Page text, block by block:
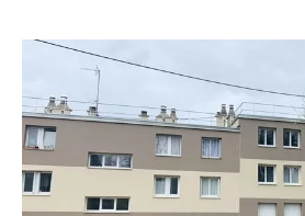
DOMONT 95
62,67 m
Ref : 20333
Appartement F4 à vendre
185 000 €